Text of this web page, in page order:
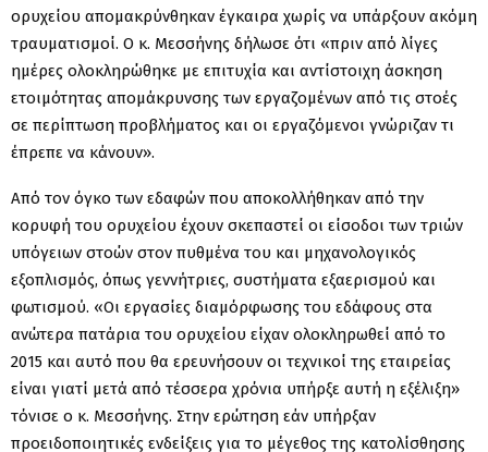
ορυχείου απομακρύνθηκαν έγκαιρα χωρίς να υπάρξουν ακόμη
τραυματισμοί. Ο κ. Μεσσήνης δήλωσε ότι «πριν από λίγες
ημέρες ολοκληρώθηκε με επιτυχία και αντίστοιχη άσκηση
ετοιμότητας απομάκρυνσης των εργαζομένων από τις στοές
σε περίπτωση προβλήματος και οι εργαζόμενοι γνώριζαν τι
έπρεπε να κάνουν».
Από τον όγκο των εδαφών που αποκολλήθηκαν από την
κορυφή του ορυχείου έχουν σκεπαστεί οι είσοδοι των τριών
υπόγειων στοών στον πυθμένα του και μηχανολογικός
εξοπλισμός, όπως γεννήτριες, συστήματα εξαερισμού και
φωτισμού. «Οι εργασίες διαμόρφωσης του εδάφους στα
ανώτερα πατάρια του ορυχείου είχαν ολοκληρωθεί από το
2015 και αυτό που θα ερευνήσουν οι τεχνικοί της εταιρείας
είναι γιατί μετά από τέσσερα χρόνια υπήρξε αυτή η εξέλιξη»
τόνισε ο κ. Μεσσήνης. Στην ερώτηση εάν υπήρξαν
προειδοποιητικές ενδείξεις για το μέγεθος της κατολίσθησης